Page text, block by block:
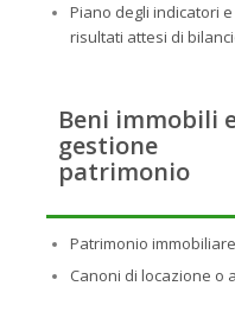
Piano degli indicatori e
risultati attesi di
Beni immobili
gestione
patrimonio
Patrimonio immobiliare
Canoni di locazione o